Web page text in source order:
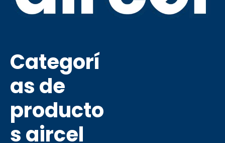
Categorí
as de
producto
s aircel